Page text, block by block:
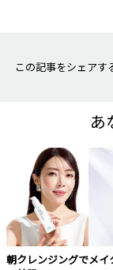
この記事をシェアす
あ
朝クレンジングでメイ